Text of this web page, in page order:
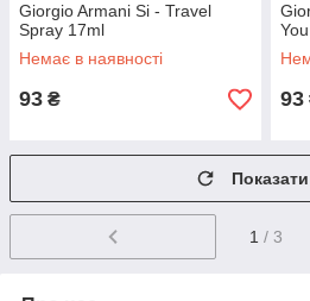
Giorgio Armani Si - Travel
Spray 17ml
Немає в наявності
93 ₴ 93
1 / 3